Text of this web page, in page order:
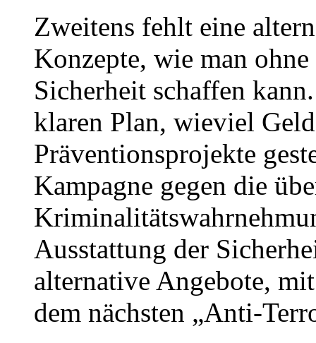
Zweitens fehlt eine
Konzepte, wie man
Sicherheit schaffen
klaren Plan, wieviel
Präventionsprojekte
Kampagne gegen die
Ausstattung der
alternative Angebote,
dem nächsten „Anti-